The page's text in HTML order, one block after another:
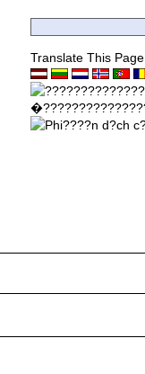
Translate This Page